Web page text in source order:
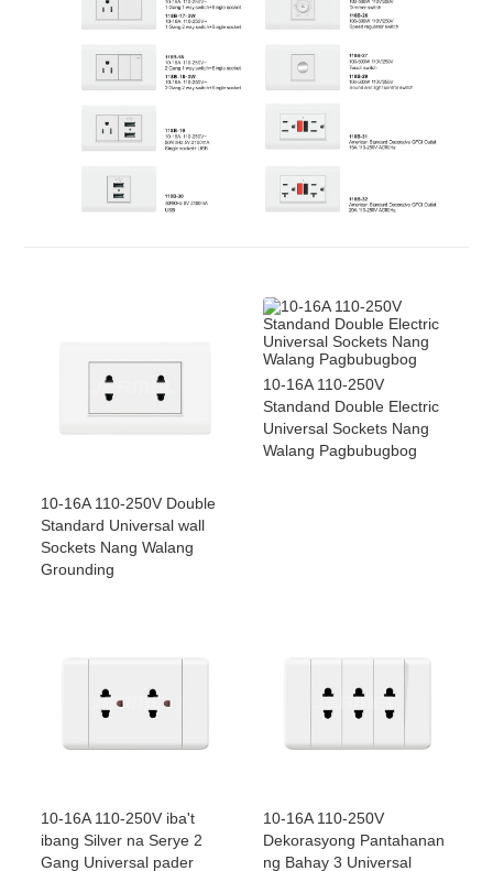
10-16A 110-250V Double
Standard Universal wall
Sockets Nang Walang
Grounding
10-16A 110-250V
Standand Double Electric
Universal Sockets Nang
Walang Pagbubugbog
10-16A 110-250V iba't
ibang Silver na Serye 2
Gang Universal pader
10-16A 110-250V
Dekorasyong Pantahanan
ng Bahay 3 Universal